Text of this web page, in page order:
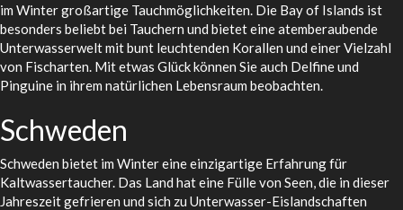
im Winter großartige Tauchmöglichkeiten. Die Bay of Islands ist
besonders beliebt bei Tauchern und bietet eine atemberaubende
Unterwasserwelt mit bunt leuchtenden Korallen und einer Vielzahl
von Fischarten. Mit etwas Glück können Sie auch Delfine und
Pinguine in ihrem natürlichen Lebensraum beobachten.
Schweden
Schweden bietet im Winter eine einzigartige Erfahrung für
Kaltwassertaucher. Das Land hat eine Fülle von Seen, die in dieser
Jahreszeit gefrieren und sich zu Unterwasser-Eislandschaften